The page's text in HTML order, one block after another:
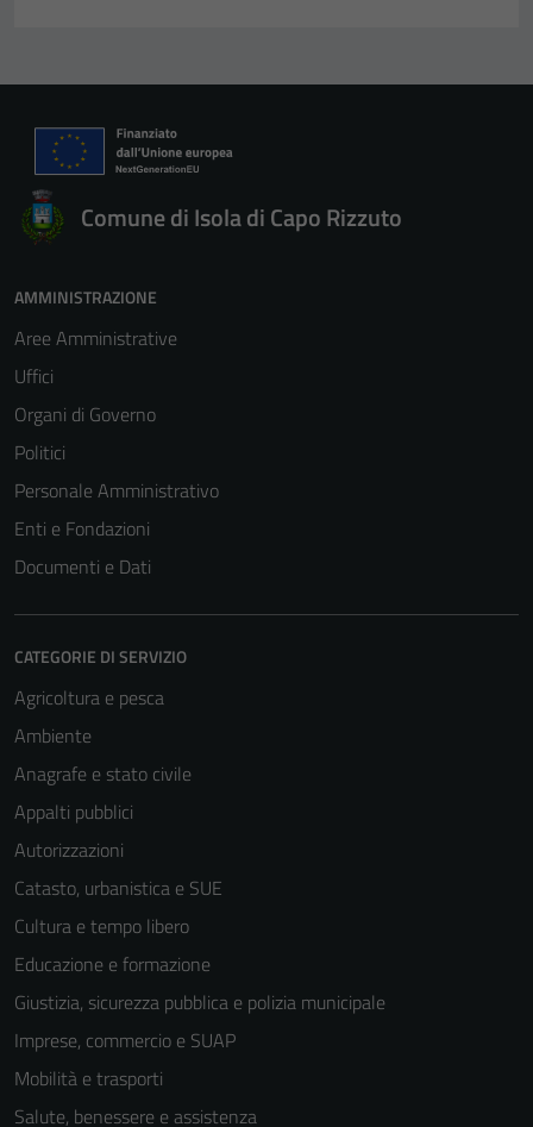
Comune di Isola di Capo Rizzuto
AMMINISTRAZIONE
Aree Amministrative
Uffici
Organi di Governo
Politici
Personale Amministrativo
Enti e Fondazioni
Documenti e Dati
CATEGORIE DI SERVIZIO
Agricoltura e pesca
Ambiente
Anagrafe e stato civile
Appalti pubblici
Autorizzazioni
Catasto, urbanistica e SUE
Cultura e tempo libero
Educazione e formazione
Giustizia, sicurezza pubblica e polizia municipale
Imprese, commercio e SUAP
Mobilità e trasporti
Salute, benessere e assistenza